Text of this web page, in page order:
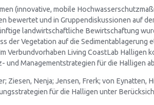
(innovative, mobile
und in Gruppendiskussionen auf
landwirtschaftliche Bewirtschaftung
der Vegetation auf die Sedimentablagerung
Living CoastLab Halligen
und Managementstrategien für die Halligen
Nenja; Jensen, Frerk; von Eynatten,
für die Halligen unter